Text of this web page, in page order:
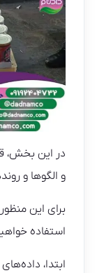
در این بخش،
و الگوها و
برای این
استفاده
ابتدا،